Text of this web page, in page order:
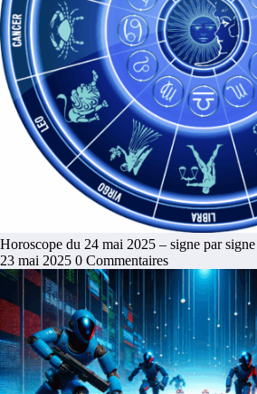
Horoscope du 24 mai 2025 – signe par signe
23 mai 2025 0 Commentaires